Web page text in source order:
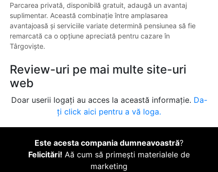
Parcarea privată, disponibilă gratuit, adaugă un avantaj
suplimentar. Această combinație între amplasarea
avantajoasă și serviciile variate determină pensiunea să fie
remarcată ca o opțiune apreciată pentru cazare în
Târgoviște.
Review-uri pe mai multe site-uri
web
Doar userii logați au acces la această informație. Da-
ți click aici pentru a vă loga.
Este acesta compania dumneavoastră?
Felicitări! Aă cum să primești materialele de
marketing